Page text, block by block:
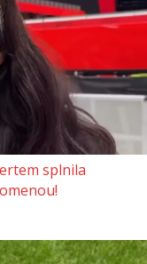
splnila